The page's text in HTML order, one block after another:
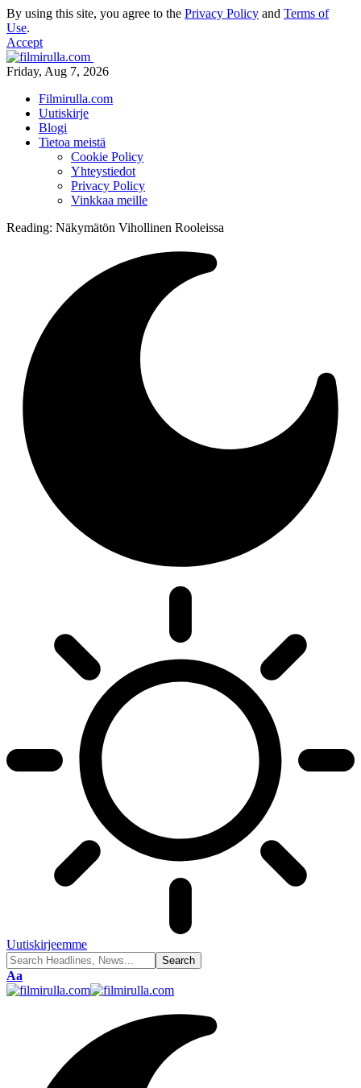
By using this site, you agree to the Privacy Policy and Terms of
Use.
Accept
Friday, Aug 7, 2026
Filmirulla.com
Uutiskirje
Blogi
Tietoa meistä
Cookie Policy
Yhteystiedot
Privacy Policy
Vinkkaa meille
Reading: Näkymätön Vihollinen Rooleissa
Uutiskirjeemme
Font
Resizer
Aa